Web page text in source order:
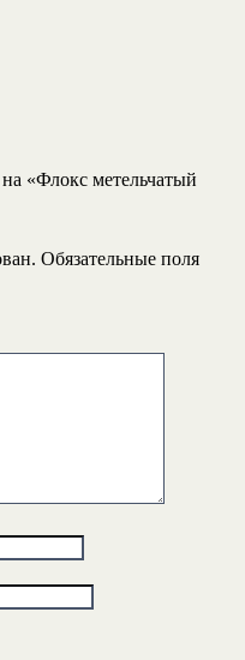
«Флокс метельчатый
Обязательные поля